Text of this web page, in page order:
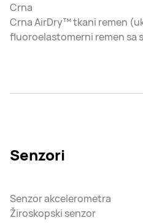
Crna
Crna AirDry™ tkani remen
fluoroelastomerni remen sa
Senzori
Senzor akcelerometra
Žiroskopski senzor